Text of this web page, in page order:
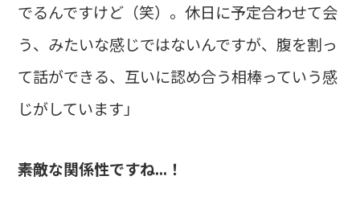
でるんですけど（笑）。休日に予定合わせて会
う、みたいな感じではないんですが、腹を割っ
て話ができる、互いに認め合う相棒っていう感
じがしています」
――素敵な関係性ですね...！